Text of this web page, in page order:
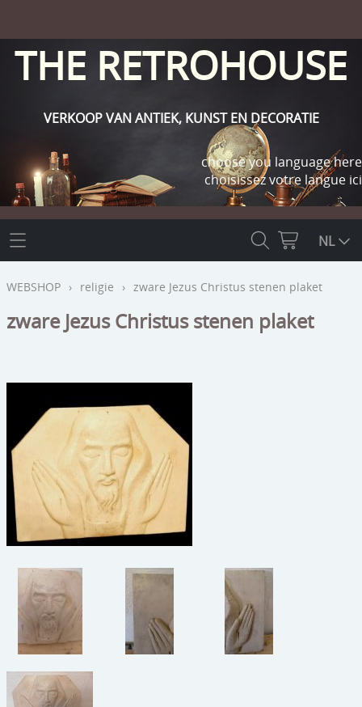
THE RETROHOUSE
VERKOOP VAN ANTIEK, KUNST EN DECORATIE
choose you language here
choisissez votre langue ici
THE RETROHOUSE
WEBSHOP
OUTLET
beelden
meubels
reclamevoorwerpen/merken
curiosa
schilderijen
porselein/aardewerk
juwelen/horloges/brillen
medailles/munten/bankbiljetten
ets/tekening/litho/gravure
glaswerk
INFO
NL
WEBSHOP › religie › zware Jezus Christus stenen plaket
zware Jezus Christus stenen plaket